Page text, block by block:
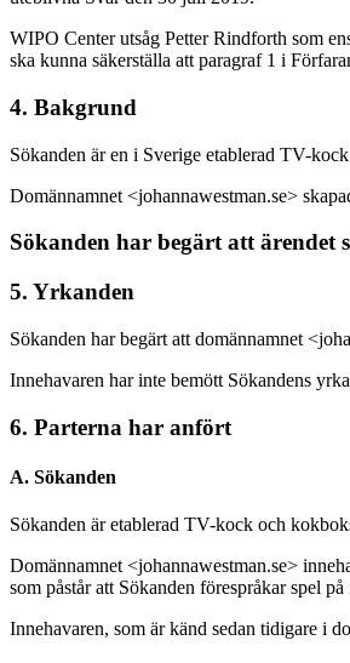
WIPO Center utsåg Petter Rindforth som
ska kunna säkerställa att paragraf 1 i
4. Bakgrund
Sökanden är en i Sverige etablerad TV-
Domännamnet <johannawestman.se>
Sökanden har begärt att ärendet
5. Yrkanden
Sökanden har begärt att domännamnet
Innehavaren har inte bemött Sökandens
6. Parterna har anfört
A. Sökanden
Sökanden är etablerad TV-kock och
Domännamnet <johannawestman.se>
som påstår att Sökanden förespråkar spel
Innehavaren, som är känd sedan tidigare i